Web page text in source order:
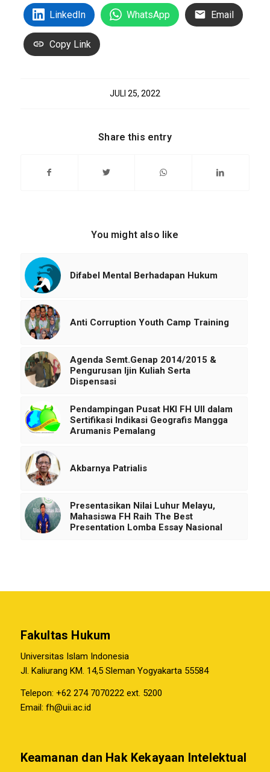
LinkedIn WhatsApp Email
Copy Link
JULI 25, 2022
Share this entry
You might also like
Difabel Mental Berhadapan Hukum
Anti Corruption Youth Camp Training
Agenda Semt.Genap 2014/2015 &
Pengurusan Ijin Kuliah Serta
Dispensasi
Pendampingan Pusat HKI FH UII dalam
Sertifikasi Indikasi Geografis Mangga
Arumanis Pemalang
Akbarnya Patrialis
Presentasikan Nilai Luhur Melayu,
Mahasiswa FH Raih The Best
Presentation Lomba Essay Nasional
Fakultas Hukum
Universitas Islam Indonesia
Jl. Kaliurang KM. 14,5 Sleman Yogyakarta 55584
Telepon: +62 274 7070222 ext. 5200
Email: fh@uii.ac.id
Keamanan dan Hak Kekayaan Intelektual